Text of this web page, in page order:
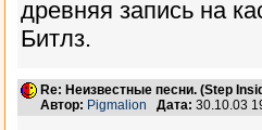
древняя запись на
Битлз.
Re: Неизвестные песни. (Step
Автор: Pigmalion Дата: 30.10.03